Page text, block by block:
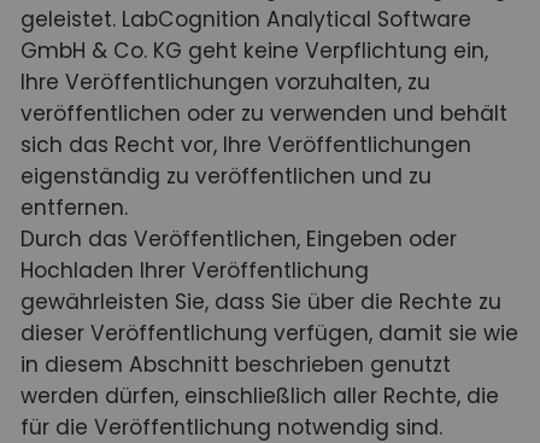
geleistet. LabCognition Analytical Software
GmbH & Co. KG geht keine Verpflichtung ein,
Ihre Veröffentlichungen vorzuhalten, zu
veröffentlichen oder zu verwenden und behält
sich das Recht vor, Ihre Veröffentlichungen
eigenständig zu veröffentlichen und zu
entfernen.
Durch das Veröffentlichen, Eingeben oder
Hochladen Ihrer Veröffentlichung
gewährleisten Sie, dass Sie über die Rechte zu
dieser Veröffentlichung verfügen, damit sie wie
in diesem Abschnitt beschrieben genutzt
werden dürfen, einschließlich aller Rechte, die
für die Veröffentlichung notwendig sind.